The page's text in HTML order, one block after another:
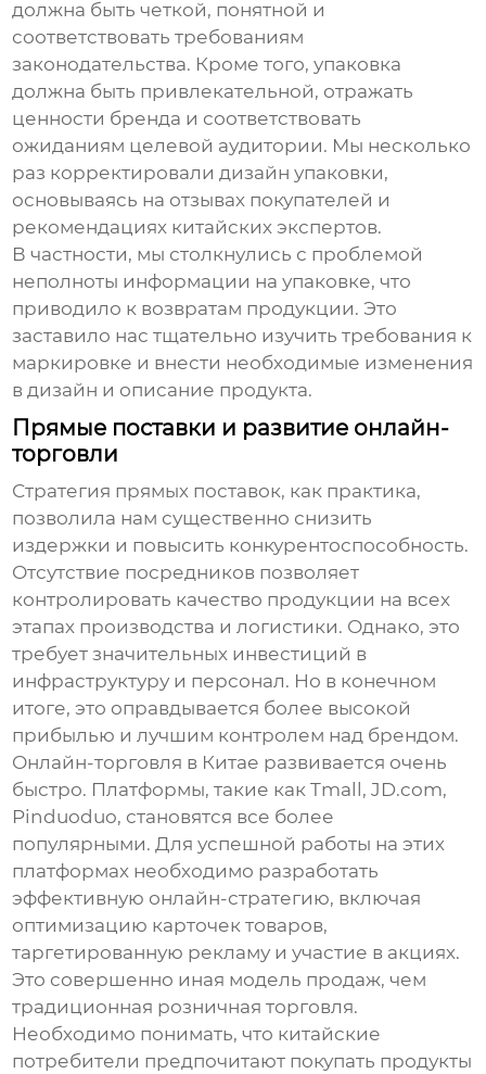
должна быть четкой, понятной и
соответствовать требованиям
законодательства. Кроме того, упаковка
должна быть привлекательной, отражать
ценности бренда и соответствовать
ожиданиям целевой аудитории. Мы несколько
раз корректировали дизайн упаковки,
основываясь на отзывах покупателей и
рекомендациях китайских экспертов.
В частности, мы столкнулись с проблемой
неполноты информации на упаковке, что
приводило к возвратам продукции. Это
заставило нас тщательно изучить требования к
маркировке и внести необходимые изменения
в дизайн и описание продукта.
Прямые поставки и развитие онлайн-
торговли
Стратегия прямых поставок, как практика,
позволила нам существенно снизить
издержки и повысить конкурентоспособность.
Отсутствие посредников позволяет
контролировать качество продукции на всех
этапах производства и логистики. Однако, это
требует значительных инвестиций в
инфраструктуру и персонал. Но в конечном
итоге, это оправдывается более высокой
прибылью и лучшим контролем над брендом.
Онлайн-торговля в Китае развивается очень
быстро. Платформы, такие как Tmall, JD.com,
Pinduoduo, становятся все более
популярными. Для успешной работы на этих
платформах необходимо разработать
эффективную онлайн-стратегию, включая
оптимизацию карточек товаров,
таргетированную рекламу и участие в акциях.
Это совершенно иная модель продаж, чем
традиционная розничная торговля.
Необходимо понимать, что китайские
потребители предпочитают покупать продукты